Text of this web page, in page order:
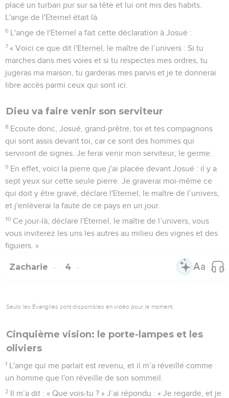
placé un turban pur sur sa tête et lui ont mis des habits.
L'ange de l'Eternel était là.
6 L'ange de l'Eternel a fait cette déclaration à Josué :
7 « Voici ce que dit l'Eternel, le maître de l’univers : Si tu
marches dans mes voies et si tu respectes mes ordres, tu
jugeras ma maison, tu garderas mes parvis et je te donnerai
libre accès parmi ceux qui sont ici.
Dieu va faire venir son serviteur
8 Ecoute donc, Josué, grand-prêtre, toi et tes compagnons
qui sont assis devant toi, car ce sont des hommes qui
serviront de signes. Je ferai venir mon serviteur, le germe.
9 En effet, voici la pierre que j'ai placée devant Josué : il y a
sept yeux sur cette seule pierre. Je graverai moi-même ce
qui doit y être gravé, déclare l'Eternel, le maître de l’univers,
et j'enlèverai la faute de ce pays en un jour.
10 Ce jour-là, déclare l'Eternel, le maître de l’univers, vous
vous inviterez les uns les autres au milieu des vignes et des
figuiers. »
Zacharie 4
Seuls les Évangiles sont disponibles en vidéo pour le moment.
Cinquième vision: le porte-lampes et les
oliviers
1 L'ange qui me parlait est revenu, et il m’a réveillé comme
un homme que l'on réveille de son sommeil.
2 Il m’a dit : « Que vois-tu ? » J’ai répondu : « Je regarde, et je